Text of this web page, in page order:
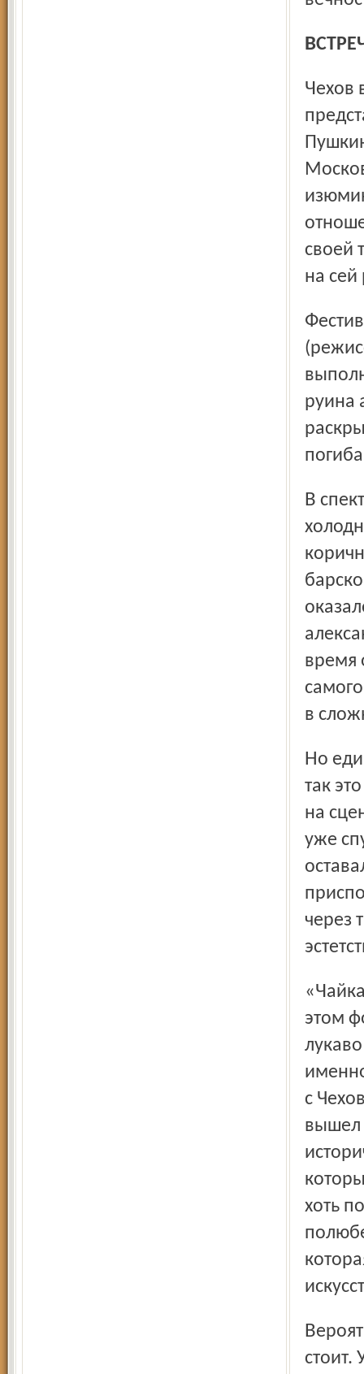
Чехов в репертуаре фестивальных спектаклей был
своей
на сей
Фестиваль открылся спектаклем Театра имени Пушкина
руина
В спектакле питерцев было много красоты, много
время
в
Но единственное, что можно было из всего этого понять,
так
на
уже
через
«Чайка» в Малом театре (постановка Ю. Соломина) на
этом
с
вышел
хоть
Вероятно, даже и какая-то жизненная логика за этим
стоит.